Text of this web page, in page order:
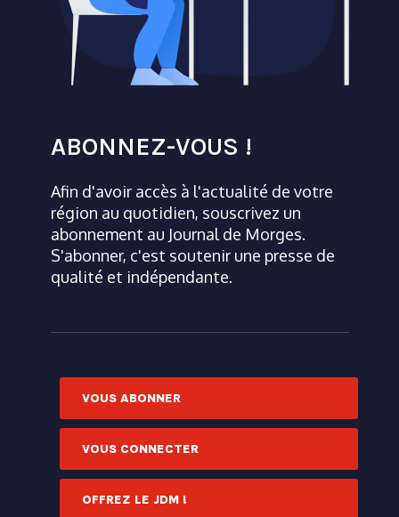
ABONNEZ-VOUS !
Afin d'avoir accès à l'actualité de votre
région au quotidien, souscrivez un
abonnement au Journal de Morges.
S'abonner, c'est soutenir une presse de
qualité et indépendante.
VOUS ABONNER
VOUS CONNECTER
OFFREZ LE JDM !